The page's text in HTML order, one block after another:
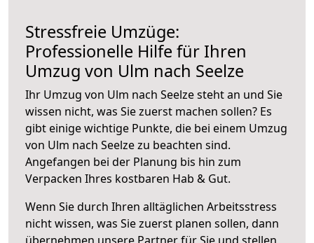
Stressfreie Umzüge:
Professionelle Hilfe für Ihren
Umzug von Ulm nach Seelze
Ihr Umzug von Ulm nach Seelze steht an und Sie
wissen nicht, was Sie zuerst machen sollen? Es
gibt einige wichtige Punkte, die bei einem Umzug
von Ulm nach Seelze zu beachten sind.
Angefangen bei der Planung bis hin zum
Verpacken Ihres kostbaren Hab & Gut.
Wenn Sie durch Ihren alltäglichen Arbeitsstress
nicht wissen, was Sie zuerst planen sollen, dann